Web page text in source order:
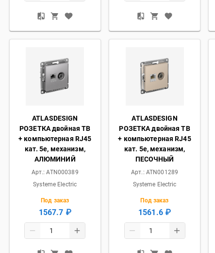
ATLASDESIGN
РОЗЕТКА двойная ТВ
+ компьютерная RJ45
кат. 5e, механизм,
АЛЮМИНИЙ
Арт.:ATN000389
Systeme Electric
Под заказ
1567.7 ₽
ATLASDESIGN
РОЗЕТКА двойная ТВ
+ компьютерная RJ45
кат. 5e, механизм,
ПЕСОЧНЫЙ
Арт.: ATN001289
Systeme Electric
Под заказ
1561.6 ₽